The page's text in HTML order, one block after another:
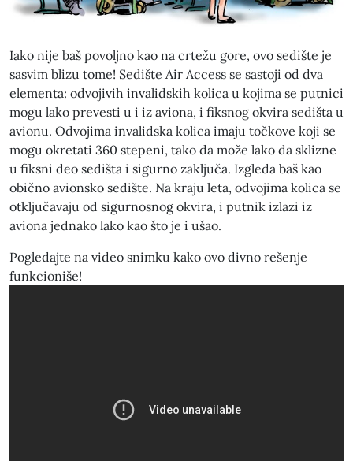
Iako nije baš povoljno kao na crtežu gore, ovo sedište je
sasvim blizu tome! Sedište Air Access se sastoji od dva
elementa: odvojivih invalidskih kolica u kojima se putnici
mogu lako prevesti u i iz aviona, i fiksnog okvira sedišta u
avionu. Odvojima invalidska kolica imaju točkove koji se
mogu okretati 360 stepeni, tako da može lako da sklizne
u fiksni deo sedišta i sigurno zaključa. Izgleda baš kao
obično avionsko sedište. Na kraju leta, odvojima kolica se
otključavaju od sigurnosnog okvira, i putnik izlazi iz
aviona jednako lako kao što je i ušao.
Pogledajte na video snimku kako ovo divno rešenje
funkcioniše!